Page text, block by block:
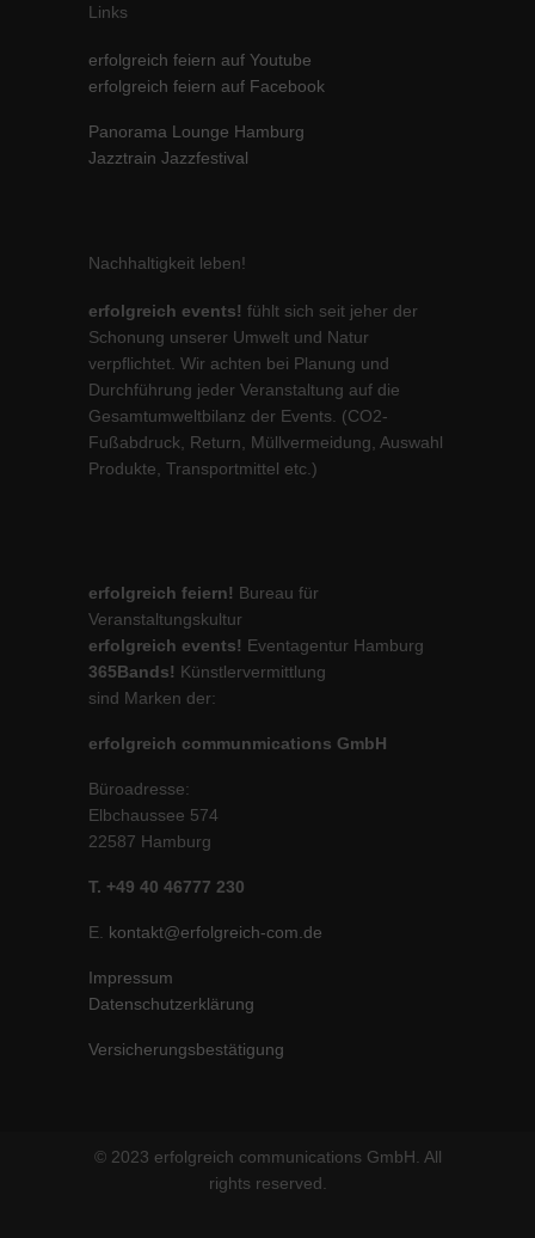
Links
erfolgreich feiern auf Youtube
erfolgreich feiern auf Facebook
Panorama Lounge Hamburg
Jazztrain Jazzfestival
Nachhaltigkeit leben!
erfolgreich events! fühlt sich seit jeher der
Schonung unserer Umwelt und Natur
verpflichtet. Wir achten bei Planung und
Durchführung jeder Veranstaltung auf die
Gesamtumweltbilanz der Events. (CO2-
Fußabdruck, Return, Müllvermeidung, Auswahl
Produkte, Transportmittel etc.)
erfolgreich feiern! Bureau für
Veranstaltungskultur
erfolgreich events! Eventagentur Hamburg
365Bands! Künstlervermittlung
sind Marken der:
erfolgreich communmications GmbH
Büroadresse:
Elbchaussee 574
22587 Hamburg
T. +49 40 46777 230
E. kontakt@erfolgreich-com.de
Impressum
Datenschutzerklärung
Versicherungsbestätigung
© 2023 erfolgreich communications GmbH. All
rights reserved.